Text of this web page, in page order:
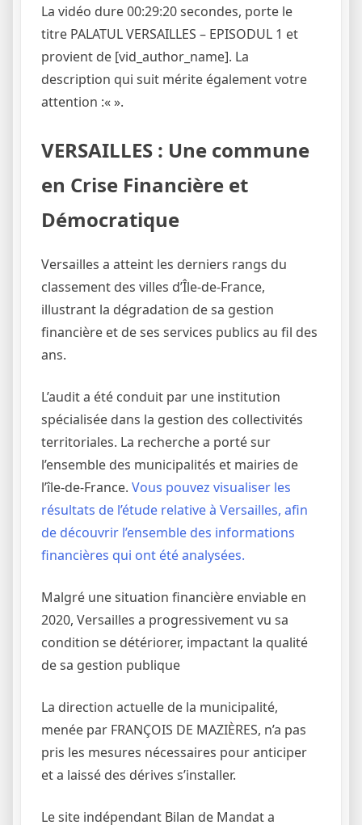
La vidéo dure 00:29:20 secondes, porte le
titre PALATUL VERSAILLES – EPISODUL 1 et
provient de [vid_author_name]. La
description qui suit mérite également votre
attention :«».
VERSAILLES : Une commune
en Crise Financière et
Démocratique
Versailles a atteint les derniers rangs du
classement des villes d’Île-de-France,
illustrant la dégradation de sa gestion
financière et de ses services publics au fil des
ans.
L’audit a été conduit par une institution
spécialisée dans la gestion des collectivités
territoriales. La recherche a porté sur
l’ensemble des municipalités et mairies de
l’île-de-France. Vous pouvez visualiser les
résultats de l’étude relative à Versailles, afin
de découvrir l’ensemble des informations
financières qui ont été analysées.
Malgré une situation financière enviable en
2020, Versailles a progressivement vu sa
condition se détériorer, impactant la qualité
de sa gestion publique
La direction actuelle de la municipalité,
menée par FRANÇOIS DE MAZIÈRES, n’a pas
pris les mesures nécessaires pour anticiper
et a laissé des dérives s’installer.
Le site indépendant Bilan de Mandat a